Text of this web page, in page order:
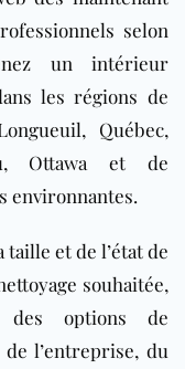
selon
un intérieur
les régions de
Québec,
Ottawa et de
environnantes.
taille et de l’état de
souhaitée,
options de
l’entreprise, du